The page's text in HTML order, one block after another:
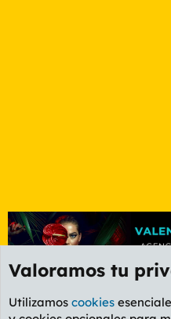
Valoramos tu
Utilizamos cookies